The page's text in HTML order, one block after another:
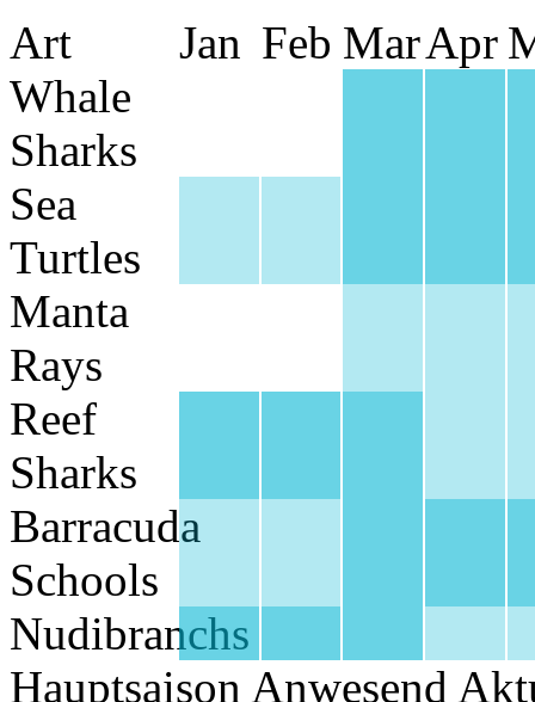
Art
Jan Feb MarApr
Whale
Sharks
Sea
Turtles
Manta
Rays
Reef
Sharks
Barracuda
Schools
Nudibranchs
Hauptsaison Anwesend